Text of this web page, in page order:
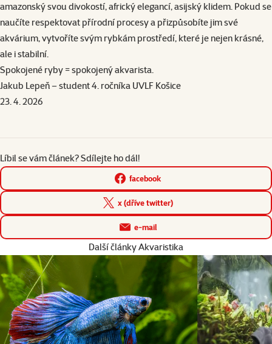
amazonský svou divokostí, africký elegancí, asijský klidem. Pokud se
naučíte respektovat přírodní procesy a přizpůsobíte jim své
akvárium, vytvoříte svým rybkám prostředí, které je nejen krásné,
ale i stabilní.
Spokojené ryby = spokojený akvarista.
Jakub Lepeň – student 4. ročníka UVLF Košice
23. 4. 2026
Líbil se vám článek? Sdílejte ho dál!
facebook
x (dříve twitter)
e-mail
Další články Akvaristika